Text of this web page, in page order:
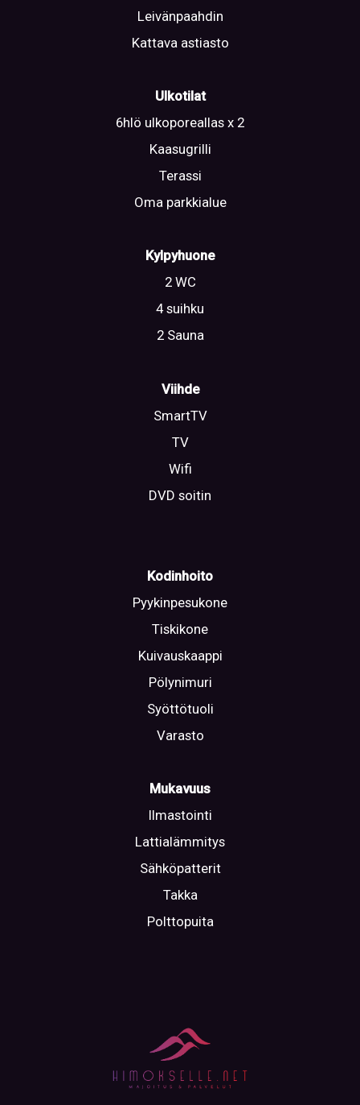
Leivänpaahdin
Kattava astiasto
Ulkotilat
6hlö ulkoporeallas x 2
Kaasugrilli
Terassi
Oma parkkialue
Kylpyhuone
2 WC
4 suihku
2 Sauna
Viihde
SmartTV
TV
Wifi
DVD soitin
Kodinhoito
Pyykinpesukone
Tiskikone
Kuivauskaappi
Pölynimuri
Syöttötuoli
Varasto
Mukavuus
Ilmastointi
Lattialämmitys
Sähköpatterit
Takka
Polttopuita